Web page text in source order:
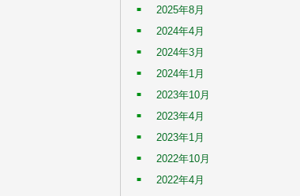
2025年8月
2024年4月
2024年3月
2024年1月
2023年10月
2023年4月
2023年1月
2022年10月
2022年4月